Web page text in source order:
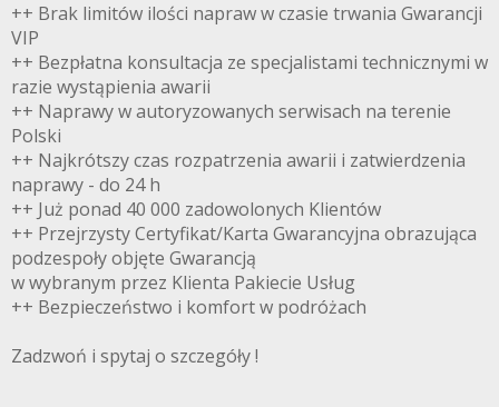
++ Brak limitów ilości napraw w czasie trwania Gwarancji
VIP
++ Bezpłatna konsultacja ze specjalistami technicznymi w
razie wystąpienia awarii
++ Naprawy w autoryzowanych serwisach na terenie
Polski
++ Najkrótszy czas rozpatrzenia awarii i zatwierdzenia
naprawy - do 24 h
++ Już ponad 40 000 zadowolonych Klientów
++ Przejrzysty Certyfikat/Karta Gwarancyjna obrazująca
podzespoły objęte Gwarancją
w wybranym przez Klienta Pakiecie Usług
++ Bezpieczeństwo i komfort w podróżach
Zadzwoń i spytaj o szczegóły !